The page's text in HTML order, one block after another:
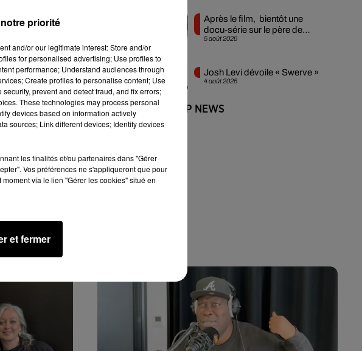
du Colonel,
souhaitez l'afficher,
5 août 2026
Après le film, bientôt une
docu-série sur le père de
Michael Jackson
4 août 2026
Josh Levi dévoile « Swerve »
+ DE HIP-HOP NEWS
priorité
and/or our legitimate interest: Store and/or
for personalised advertising; Use profiles to
performance; Understand audiences through
Create profiles to personalise content; Use
prevent and detect fraud, and fix errors;
These technologies may process personal
devices based on information actively
sources; Link different devices; Identify devices
les finalités et/ou partenaires dans "Gérer
Vos préférences ne s'appliqueront que pour
via le lien "Gérer les cookies" situé en
et fermer